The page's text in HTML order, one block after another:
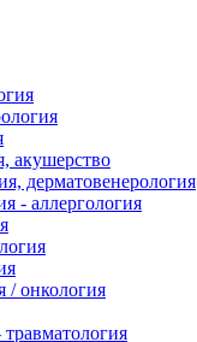
акушерство
дерматовенерология
- аллергология
/ онкология